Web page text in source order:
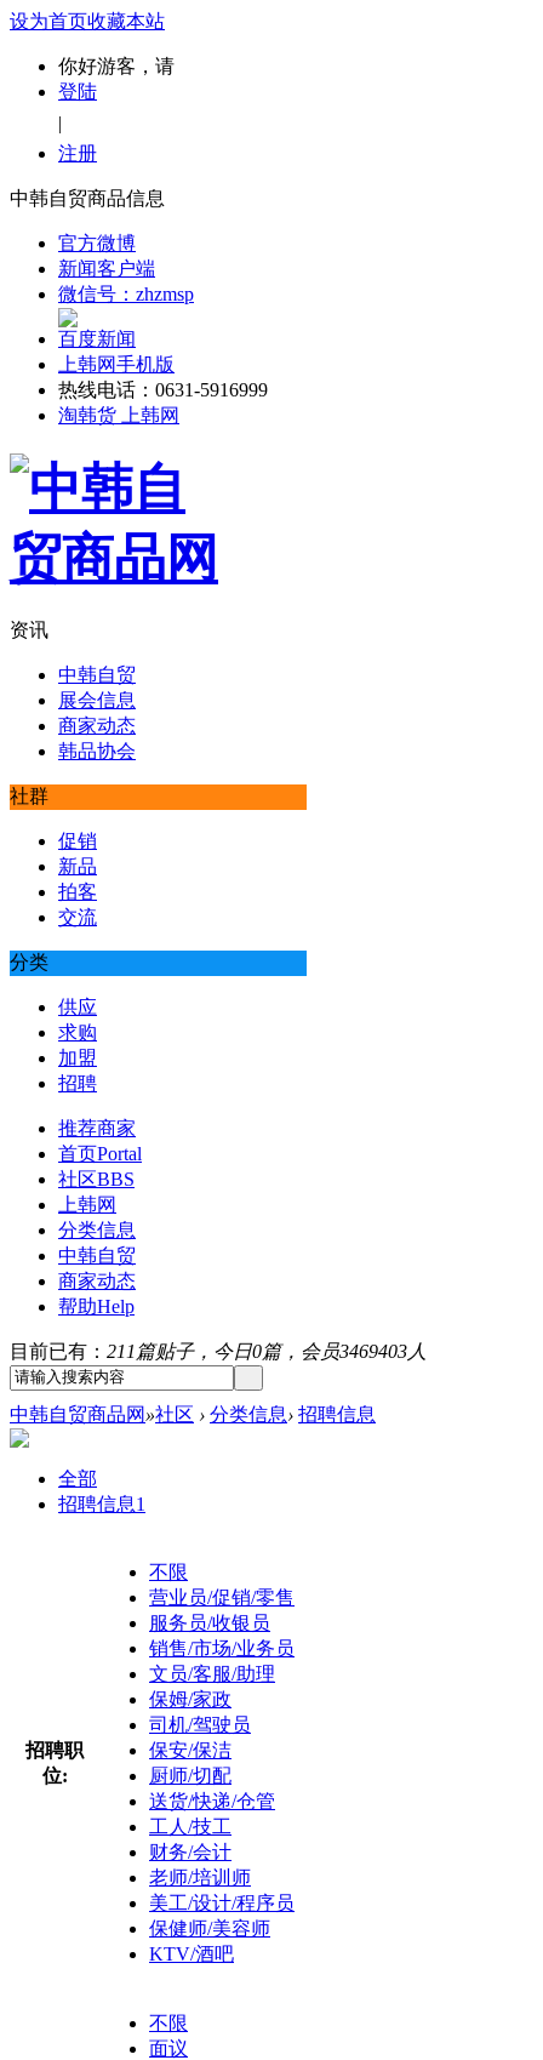
设为首页收藏本站
你好游客，请
登陆
|
注册
中韩自贸商品信息
官方微博
新闻客户端
微信号：zhzmsp
百度新闻
上韩网手机版
热线电话：0631-5916999
淘韩货 上韩网
资讯
中韩自贸
展会信息
商家动态
韩品协会
社群
促销
新品
拍客
交流
分类
供应
求购
加盟
招聘
推荐商家
首页Portal
社区BBS
上韩网
分类信息
中韩自贸
商家动态
帮助Help
目前已有： 211篇贴子，今日0篇，会员3469403人
中韩自贸商品网 »社区 › 分类信息› 招聘信息
全部
招聘信息1
招聘职
位:
不限
营业员/促销/零售
服务员/收银员
销售/市场/业务员
文员/客服/助理
保姆/家政
司机/驾驶员
保安/保洁
厨师/切配
送货/快递/仓管
工人/技工
财务/会计
老师/培训师
美工/设计/程序员
保健师/美容师
KTV/酒吧
不限
面议